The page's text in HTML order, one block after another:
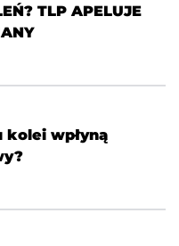
TLP APELUJE
kolei wpłyną